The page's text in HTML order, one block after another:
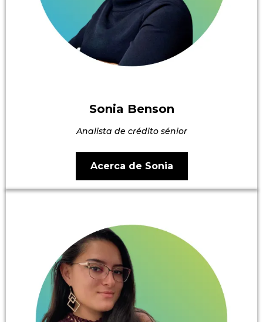
Sonia Benson
Analista de crédito sénior
Acerca de Sonia